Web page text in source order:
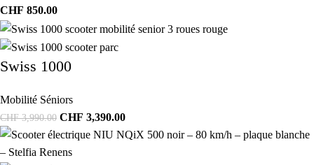
CHF 850.00
Swiss 1000
Mobilité Séniors
CHF3,990.00 CHF 3,390.00